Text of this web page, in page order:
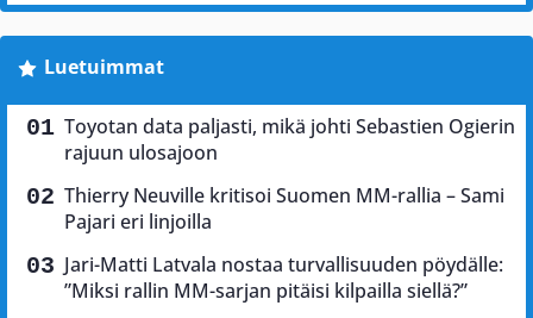
Luetuimmat
Toyotan data paljasti, mikä johti Sebastien Ogierin
rajuun ulosajoon
Thierry Neuville kritisoi Suomen MM-rallia – Sami
Pajari eri linjoilla
Jari-Matti Latvala nostaa turvallisuuden pöydälle:
”Miksi rallin MM-sarjan pitäisi kilpailla siellä?”